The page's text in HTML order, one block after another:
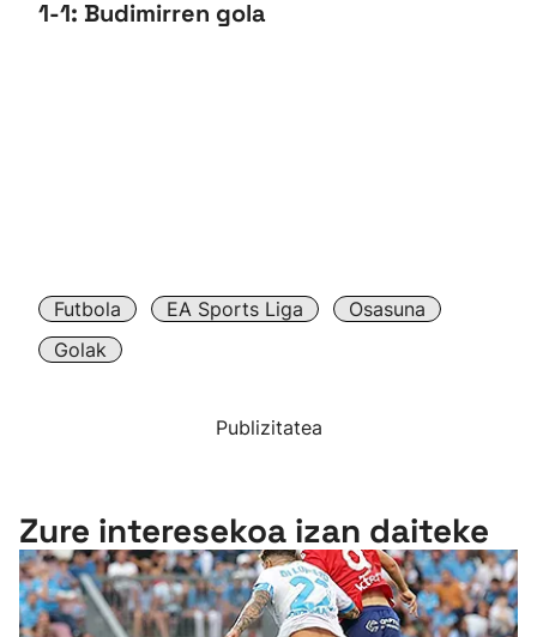
1-1: Budimirren gola
Futbola EA Sports Liga
Osasuna
Golak
Publizitatea
Zure interesekoa izan daiteke